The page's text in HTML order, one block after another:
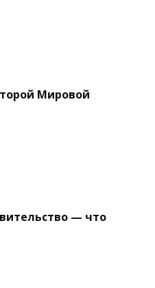
Мировой
— что